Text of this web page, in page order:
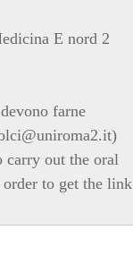
E nord 2
farne
carry out the oral
to get the link